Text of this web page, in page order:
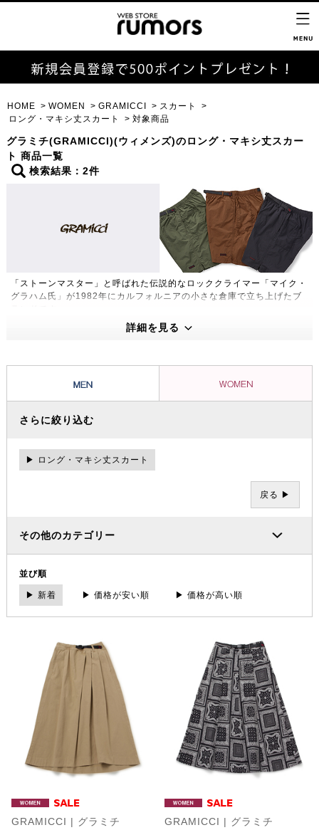
HOME WOMEN GRAMICCI
スカート
ロング・マキシ丈スカート
対象商品
グラミチ(GRAMICCI)(ウィメンズ)のロング・マキシ丈スカー
ト 商品一覧
検索結果：2件
「ストーンマスター」と呼ばれた伝説的なロッククライマー「マイク・
グラハム氏」が1982年にカルフォルニアの小さな倉庫で立ち上げたブ
180度自然な開脚を可能にした「ガゼットクロッチ」や片手で簡単に調
節できる「Webbingベルト」など独特の機能性をもったグラミチパン
詳細を見る
さらに絞り込む
▶ ロング・マキシ丈スカート
戻る ▶
その他のカテゴリー
並び順
▶ 新着 ▶ 価格が安い順 ▶ 価格が高い順
GRAMICCI | グラミチ GRAMICCI | グラミチ